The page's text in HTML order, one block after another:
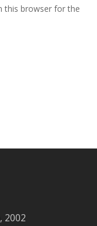
this browser for the
2002